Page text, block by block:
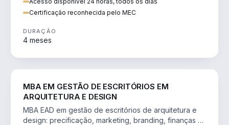
Certificação reconhecida pelo MEC
DURAÇÃO
4 meses
MBA EM GESTÃO DE ESCRITÓRIOS EM
ARQUITETURA E DESIGN
MBA EAD em gestão de escritórios de arquitetura e
design: precificação, marketing, branding, finanças e